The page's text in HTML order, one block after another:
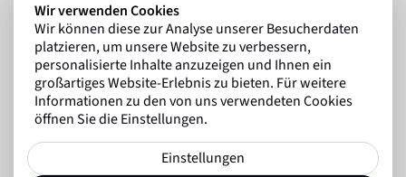
Wir verwenden Cookies
Wir können diese zur Analyse unserer Besucherdaten
platzieren, um unsere Website zu verbessern,
personalisierte Inhalte anzuzeigen und Ihnen ein
großartiges Website-Erlebnis zu bieten. Für weitere
Informationen zu den von uns verwendeten Cookies
öffnen Sie die Einstellungen.
Einstellungen